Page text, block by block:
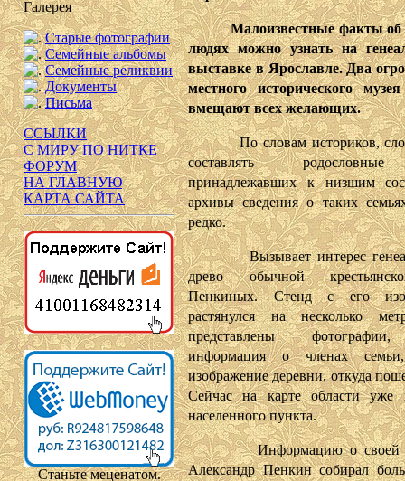
Галерея
Старые фотографии
Семейные альбомы
Семейные реликвии
Документы
Письма
ССЫЛКИ
С МИРУ ПО НИТКЕ
ФОРУМ
НА ГЛАВНУЮ
КАРТА САЙТА
Станьте меценатом.
Малоизвестные факты об
людях можно узнать на
выставке в Ярославле. Два
местного исторического
вмещают всех желающих.
По словам историков,
составлять
принадлежавших к низшим
архивы сведения о таких
редко.
Вызывает интерес
древо обычной
Пенкиных. Стенд с его
растянулся на несколько
представлены
информация о членах
изображение деревни, откуда
Сейчас на карте области уже
населенного пункта.
Информацию о своей
Александр Пенкин собирал